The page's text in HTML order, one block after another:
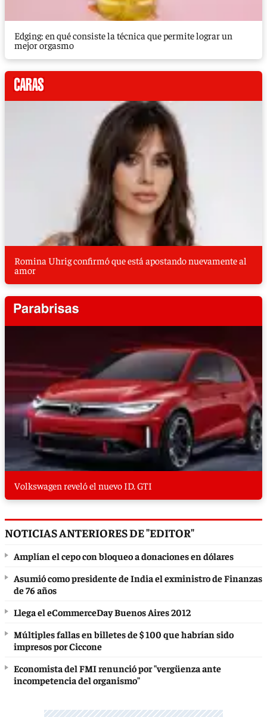
Edging: en qué consiste la técnica que permite lograr un
mejor orgasmo
Romina Uhrig confirmó que está apostando nuevamente al
amor
Volkswagen reveló el nuevo ID. GTI
NOTICIAS ANTERIORES DE "EDITOR"
Amplían el cepo con bloqueo a donaciones en dólares
Asumió como presidente de India el exministro de Finanzas
de 76 años
Llega el eCommerceDay Buenos Aires 2012
Múltiples fallas en billetes de $ 100 que habrían sido
impresos por Ciccone
Economista del FMI renunció por "vergüenza ante
incompetencia del organismo"